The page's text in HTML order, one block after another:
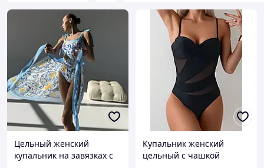
Цельный женский
купальник на завязках с
Купальник женский
цельный с чашкой